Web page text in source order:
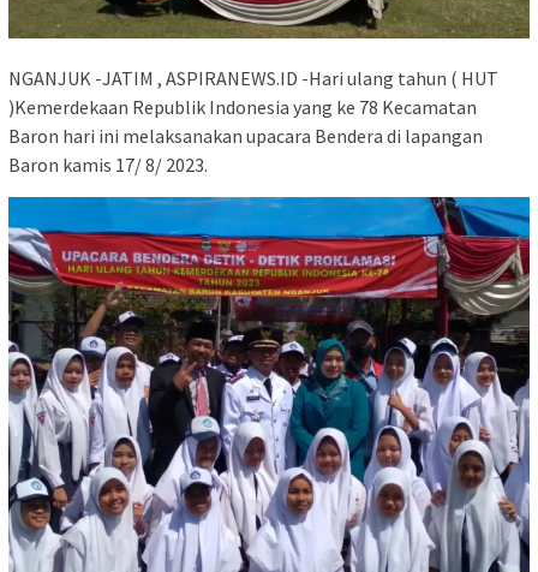
NGANJUK -JATIM , ASPIRANEWS.ID -Hari ulang tahun ( HUT
)Kemerdekaan Republik Indonesia yang ke 78 Kecamatan
Baron hari ini melaksanakan upacara Bendera di lapangan
Baron kamis 17/ 8/ 2023.